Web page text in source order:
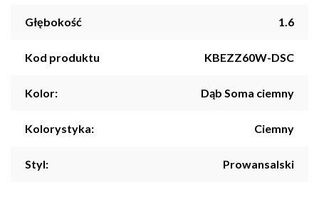
Głębokość 1.6
Kod produktu KBEZZ60W-DSC
Kolor: Dąb Soma ciemny
Kolorystyka: Ciemny
Styl: Prowansalski